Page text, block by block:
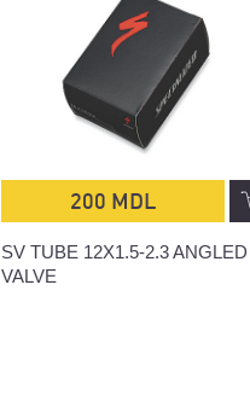
200 MDL
SV TUBE 12X1.5-2.3 ANGLED
VALVE